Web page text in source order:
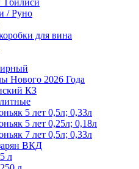
Тбилиси
/ Руно
для вина
Нового 2026 Года
КЗ
5 лет 0,5л; 0,33л
5 лет 0,25л; 0,18л
7 лет 0,5л; 0,33л
ВКД
л